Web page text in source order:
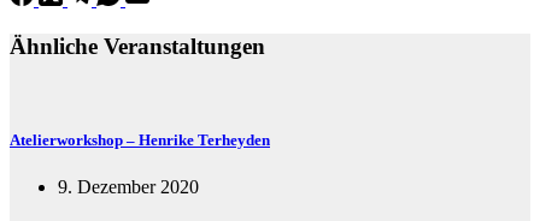
Ähnliche Veranstaltungen
Atelierworkshop – Henrike Terheyden
9. Dezember 2020